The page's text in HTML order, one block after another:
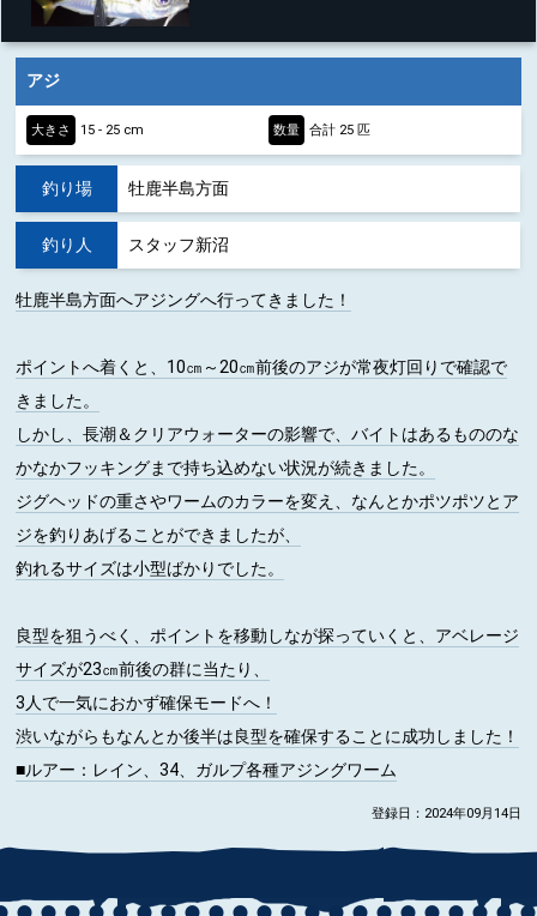
アジ
大きさ 15 - 25 cm 数量 合計 25 匹
釣り場 牡鹿半島方面
釣り人 スタッフ新沼
牡鹿半島方面へアジングへ行ってきました！
ポイントへ着くと、10㎝～20㎝前後のアジが常夜灯回りで確認で
きました。
しかし、長潮＆クリアウォーターの影響で、バイトはあるもののな
かなかフッキングまで持ち込めない状況が続きました。
ジグヘッドの重さやワームのカラーを変え、なんとかポツポツとア
ジを釣りあげることができましたが、
釣れるサイズは小型ばかりでした。
良型を狙うべく、ポイントを移動しなが探っていくと、アベレージ
サイズが23㎝前後の群に当たり、
3人で一気におかず確保モードへ！
渋いながらもなんとか後半は良型を確保することに成功しました！
■ルアー ：レイン、34、ガルプ各種アジングワーム
登録日：2024年09月14日